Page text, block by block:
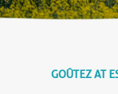
GOÛTEZ AT